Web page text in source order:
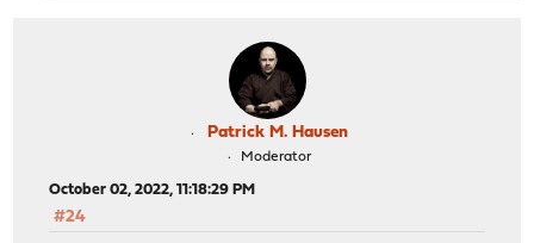
Patrick M. Hausen
Moderator
October 02, 2022, 11:18:29 PM
#24